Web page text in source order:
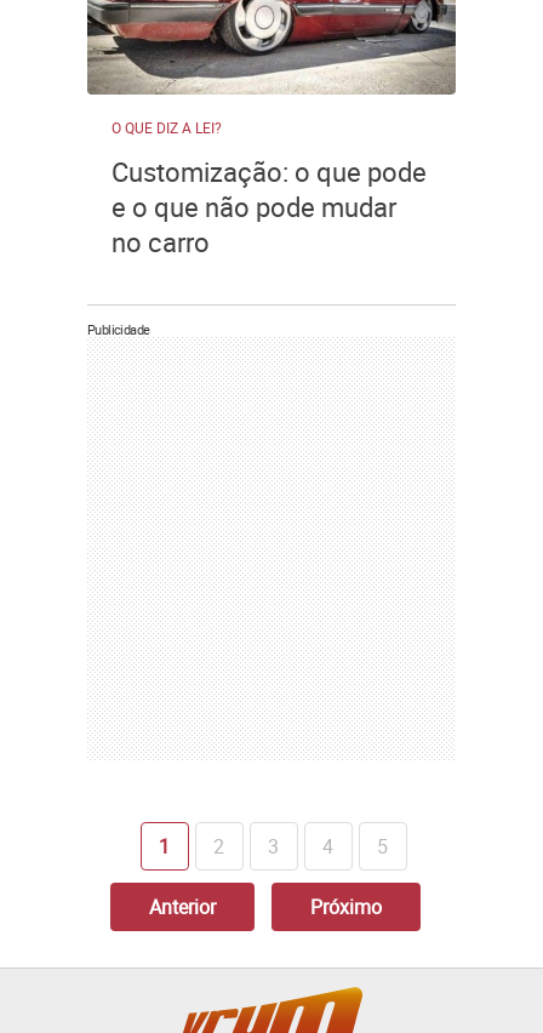
O QUE DIZ A LEI?
Customização: o que pode
e o que não pode mudar
no carro
Publicidade
1 2 3 4 5
Anterior Próximo